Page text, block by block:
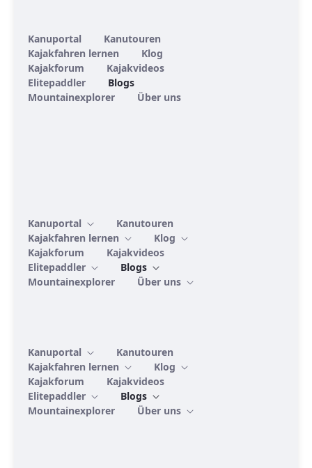
Kanuportal
Kanutouren
Kajakfahren lernen
Klog
Kajakforum
Kajakvideos
Elitepaddler
Blogs
Mountainexplorer
Über uns
Kanuportal
Kanutouren
Kajakfahren lernen
Klog
Kajakforum
Kajakvideos
Elitepaddler
Blogs
Mountainexplorer
Über uns
Kanuportal
Kanutouren
Kajakfahren lernen
Klog
Kajakforum
Kajakvideos
Elitepaddler
Blogs
Mountainexplorer
Über uns